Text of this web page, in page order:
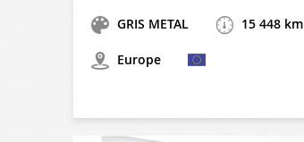
GRIS METAL 15 448 km
Europe